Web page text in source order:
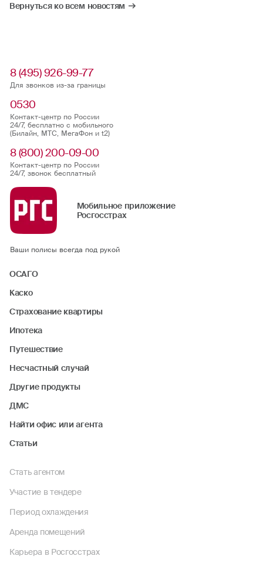
Вернуться ко всем новостям
8 (495) 926-99-77
Для звонков из-за границы
0530
Контакт-центр по России
24/7, бесплатно с мобильного
(Билайн, МТС, МегаФон и t2)
8 (800) 200-09-00
Контакт-центр по России
24/7, звонок бесплатный
Мобильное приложение
Росгосстрах
Ваши полисы всегда под рукой
ОСАГО
Каско
Страхование квартиры
Ипотека
Путешествие
Несчастный случай
Другие продукты
ДМС
Найти офис или агента
Статьи
Стать агентом
Участие в тендере
Период охлаждения
Аренда помещений
Карьера в Росгосстрах